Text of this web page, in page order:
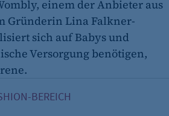
einem der Anbieter aus
Gründerin Lina Falkner-
sich auf Babys und
Versorgung benötigen,
BEREICH